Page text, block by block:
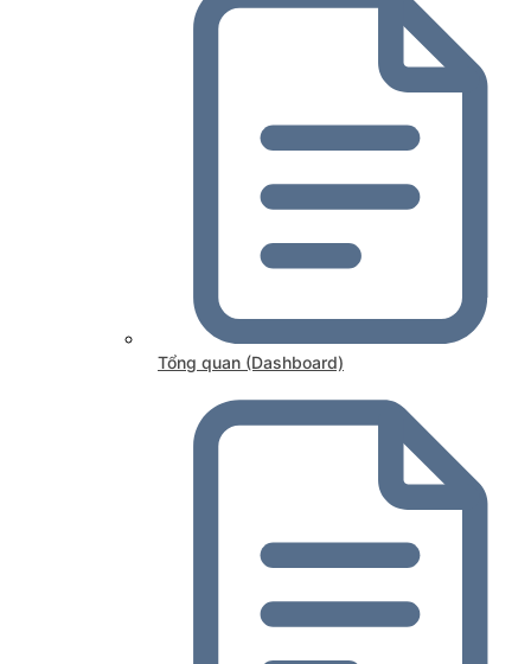
Tổng quan (Dashboard)